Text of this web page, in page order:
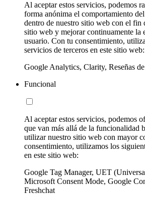
Al aceptar estos servicios, podemos
forma anónima el comportamiento
dentro de nuestro sitio web con el fin
sitio web y mejorar continuamente la
usuario. Con tu consentimiento,
servicios de terceros en este sitio web:
Google Analytics, Clarity, Reseñas
Funcional
Al aceptar estos servicios, podemos
que van más allá de la funcionalidad
utilizar nuestro sitio web con mayor
consentimiento, utilizamos los
en este sitio web:
Google Tag Manager, UET
Microsoft Consent Mode, Google
Freshchat